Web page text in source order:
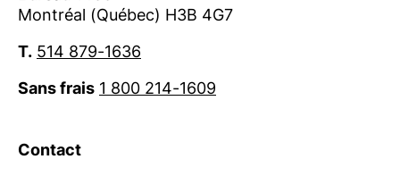
Montréal (Québec) H3B 4G7
T. 514 879-1636
Sans frais 1 800 214-1609
Contact